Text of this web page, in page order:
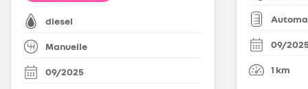
diesel
Manuelle
09/2025
09/
1 km